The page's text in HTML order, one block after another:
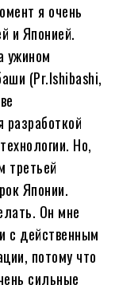
я очень
и Японией.
ужином
(Pr.Ishibashi,
разработкой
Но,
третьей
Японии.
Он мне
с действенным
потому что
сильные